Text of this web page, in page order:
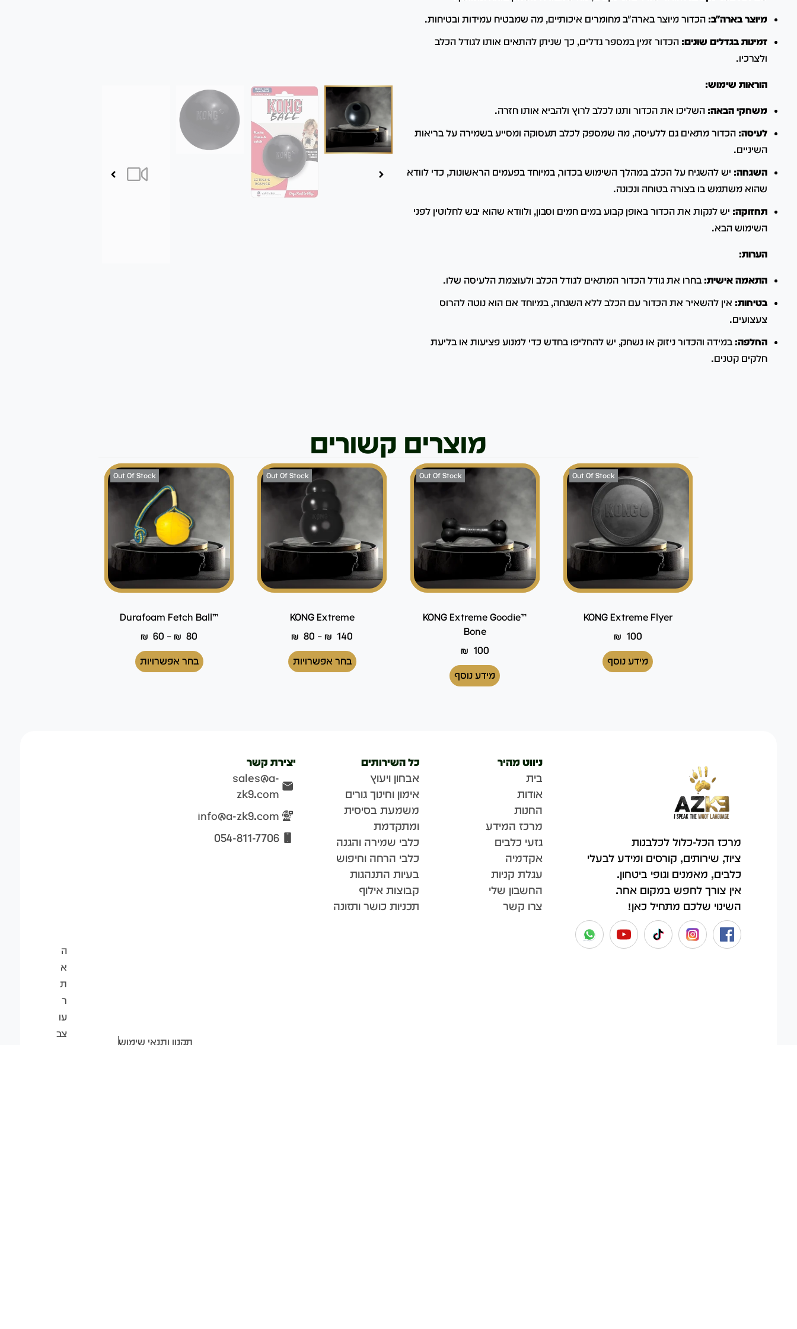
מיוצר בארה"ב: הכדור מיוצר בארה"ב מחומרים איכותיים, מה שמבטיח עמידות ובטיחות.
זמינות בגדלים שונים: הכדור זמין במספר גדלים, כך שניתן להתאים אותו לגודל הכלב
ולצרכיו.
הוראות שימוש:
משחקי הבאה: השליכו את הכדור ותנו לכלב לרוץ ולהביא אותו חזרה.
לעיסה: הכדור מתאים גם ללעיסה, מה שמספק לכלב תעסוקה ומסייע בשמירה על בריאות
השיניים.
השגחה: יש להשגיח על הכלב במהלך השימוש בכדור, במיוחד בפעמים הראשונות, כדי לוודא
שהוא משתמש בו בצורה בטוחה ונכונה.
תחזוקה: יש לנקות את הכדור באופן קבוע במים חמים וסבון, ולוודא שהוא יבש לחלוטין לפני
השימוש הבא.
הערות:
התאמה אישית: בחרו את גודל הכדור המתאים לגודל הכלב ולעוצמת הלעיסה שלו.
בטיחות: אין להשאיר את הכדור עם הכלב ללא השגחה, במיוחד אם הוא נוטה להרוס
צעצועים.
החלפה: במידה והכדור ניזוק או נשחק, יש להחליפו בחדש כדי למנוע פציעות או בליעת
חלקים קטנים.
מוצרים קשורים
Out Of Stock
KONG Extreme Flyer
₪ 100
מידע נוסף
Out Of Stock
™KONG Extreme Goodie
Bone
₪ 100
מידע נוסף
Out Of Stock
KONG Extreme
₪ 80 –₪ 140
בחר אפשרויות
Out Of Stock
™Durafoam Fetch Ball
₪ 60 – ₪ 80
בחר אפשרויות
מרכז הכל-כלול לכלבנות
ציוד, שירותים, קורסים ומידע לבעלי
כלבים, מאמנים וגופי ביטחון.
אין צורך לחפש במקום אחר.
השינוי שלכם מתחיל כאן!
ניווט מהיר
בית
אודות
החנות
מרכז המידע
גזעי כלבים
אקדמיה
עגלת קניות
החשבון שלי
צרו קשר
כל השירותים
אבחון ויעוץ
אימון וחינוך גורים
משמעת בסיסית
ומתקדמת
כלבי שמירה והגנה
כלבי הרחה וחיפוש
בעיות התנהגות
קבוצות אילוף
תכניות כושר ותזונה
יצירת קשר
sales@a-
zk9.com
info@a-zk9.com
054-811-7706
תקנון ותנאי שימוש
ה
א
ת
ר
עו
צב